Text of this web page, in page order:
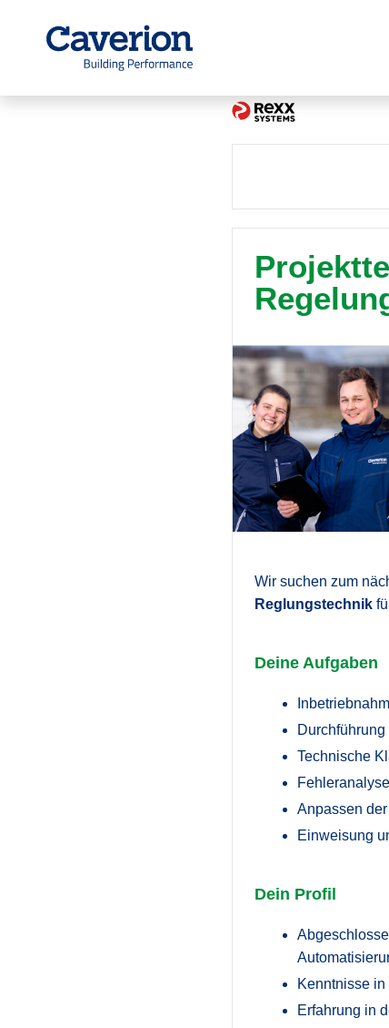
Wir suchen zum
Reglungstechnik
Deine Aufgaben
Technische
Anpassen
Einweisung
Dein Profil
Kenntnisse
Erfahrung in